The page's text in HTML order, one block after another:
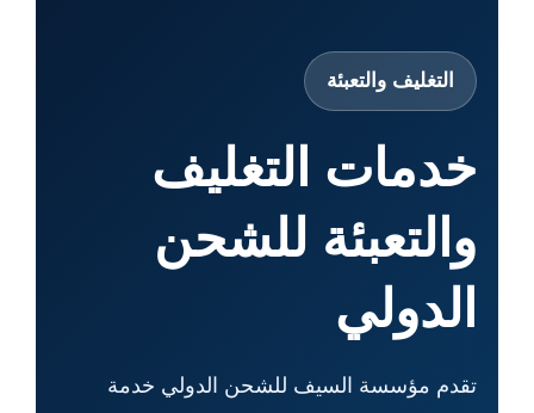
التغليف والتعبئة
خدمات التغليف
والتعبئة للشحن
الدولي
تقدم مؤسسة السيف للشحن الدولي خدمة